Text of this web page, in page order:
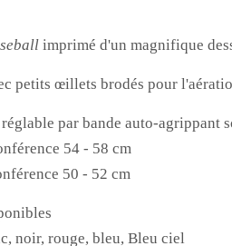
imprimé d'un magnifique
petits œillets brodés pour
par bande auto-agrippant
54 - 58 cm
50 - 52 cm
noir, rouge, bleu, Bleu ciel